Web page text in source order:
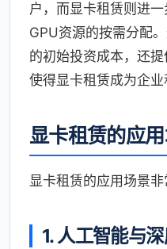
户，而显卡租赁则进
GPU资源的按需分配
的初始投资成本，还提
使得显卡租赁成为企业
显卡租赁的应
显卡租赁的应用场景非
1. 人工智能与